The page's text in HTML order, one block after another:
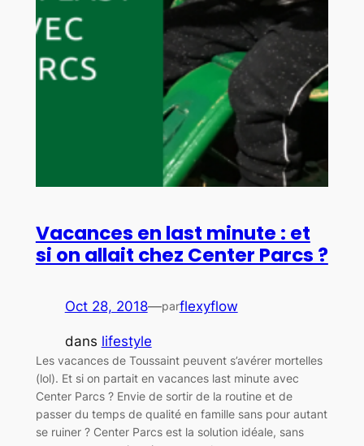
Vacances en last minute : et
si on allait chez Center Parcs ?
Oct 28, 2018—parflexyflow
dans lifestyle
Les vacances de Toussaint peuvent s’avérer mortelles
(lol). Et si on partait en vacances last minute avec
Center Parcs ? Envie de sortir de la routine et de
passer du temps de qualité en famille sans pour autant
se ruiner ? Center Parcs est la solution idéale, sans